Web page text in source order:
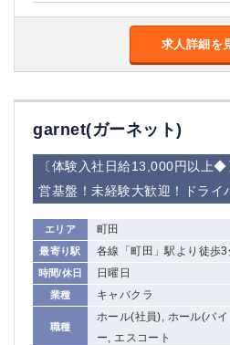
求人詳細を
garnet(ガーネット)
〔体験入社日給13,000円以上
営基盤！未経験大歓迎！ドラ
エリア 町田
最寄り駅 各線「町田」駅より徒歩3
時間/休日 日曜日
業種 キャバクラ
職種
ホール(社員), ホール(バ
ー, エスコート